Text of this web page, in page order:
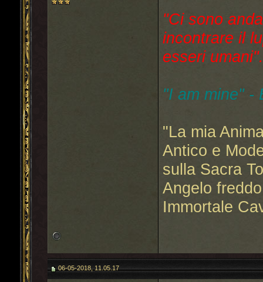
"Ci sono
incontrare il
esseri
"I am mine" -
"La mia
Antico e
sulla Sacra
Angelo
Immortale
06-05-2018, 11.05.17